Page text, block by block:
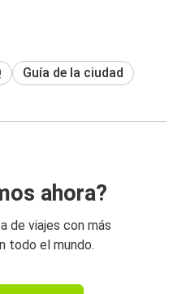
Guía de la ciudad
ahora?
de viajes con más
todo el mundo.